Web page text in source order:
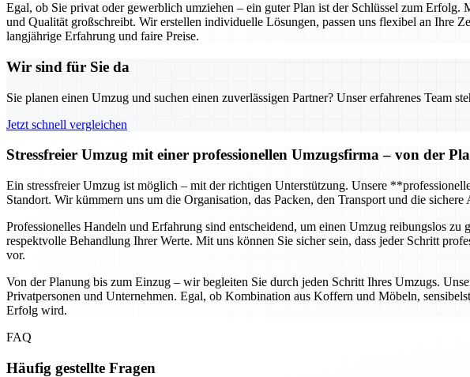
Egal, ob Sie privat oder gewerblich umziehen – ein guter Plan ist der Schlüssel zum
und Qualität großschreibt. Wir erstellen individuelle Lösungen, passen uns flexibel an Ihre
langjährige Erfahrung und faire Preise.
Wir sind für Sie da
Sie planen einen Umzug und suchen einen zuverlässigen Partner? Unser erfahrenes Team
Jetzt schnell vergleichen
Stressfreier Umzug mit einer professionellen Umzugsfirma – von der
Ein stressfreier Umzug ist möglich – mit der richtigen Unterstützung. Unsere
Standort. Wir kümmern uns um die Organisation, das Packen, den Transport und die
Professionelles Handeln und Erfahrung sind entscheidend, um einen Umzug reibungslos
respektvolle Behandlung Ihrer Werte. Mit uns können Sie sicher sein, dass jeder Schritt
vor.
Von der Planung bis zum Einzug – wir begleiten Sie durch jeden Schritt Ihres Umzugs.
Privatpersonen und Unternehmen. Egal, ob Kombination aus Koffern und Möbeln,
Erfolg wird.
FAQ
Häufig gestellte Fragen